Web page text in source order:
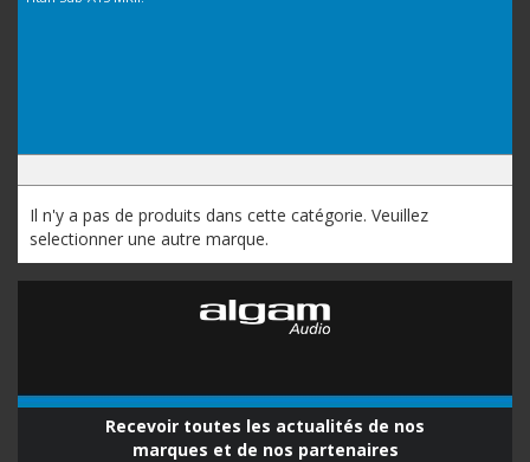
Il n'y a pas de produits dans cette catégorie. Veuillez
selectionner une autre marque.
Recevoir toutes les actualités de nos
marques et de nos partenaires